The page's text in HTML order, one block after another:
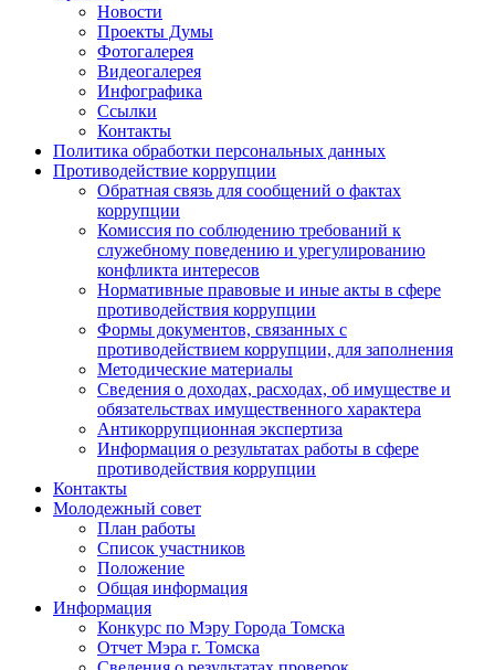
Новости
Проекты Думы
Фотогалерея
Видеогалерея
Инфографика
Ссылки
Контакты
Политика обработки персональных данных
Прoтивoдeйствие кoрpупции
Обратная связь для сообщений о фактах
коррупции
Комиссия по соблюдению требований к
служебному поведению и урегулированию
конфликта интересов
Нормативные правовые и иные акты в сфере
противодействия коррупции
Формы документов, связанных с
противодействием коррупции, для заполнения
Методические материалы
Сведения о доходах, расходах, об имуществе и
обязательствах имущественного характера
Антикоррупционная экспертиза
Информация о результатах работы в сфере
противодействия коррупции
Контакты
Молодежный совет
План работы
Список участников
Положение
Общая информация
Информация
Конкурс по Мэру Города Томска
Отчет Мэра г. Томска